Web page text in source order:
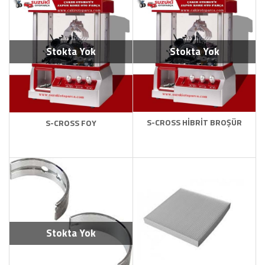
Stokta Yok
S-CROSS FOY
Stokta Yok
S-CROSS HİBRİT BROŞÜR
Stokta Yok